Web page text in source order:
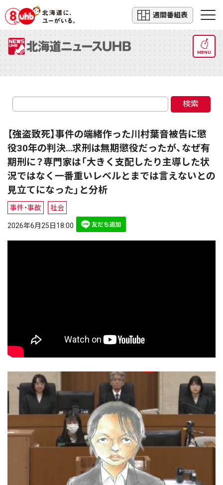
週間番組表
MENU
検索
【強盗致死】事件の端緒作った川村葉音被告に懲
役30年の判決…求刑は無期懲役だったが、なぜ有
期刑に？専門家は「大きく支配したり主導した状
況ではなく一番重いレベルとまでは言えないとの
見立てになった」と分析
事件・事故 社会
2026年6月25日18:00